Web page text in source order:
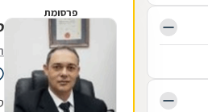
פרסומת